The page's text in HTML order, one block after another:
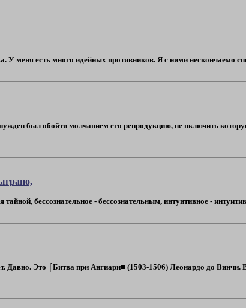
У меня есть много идейных противников. Я с ними нескончаемо
был обойти молчанием его репродукцию, не включить
бессознательное - бессознательным, интуитивное -
Давно. Это ⌠Битва при Ангиари■ (1503-1506) Леонардо до Винчи.